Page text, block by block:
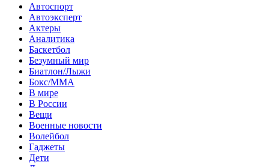
Автоспорт
Автоэксперт
Актеры
Аналитика
Баскетбол
Безумный мир
Биатлон/Лыжи
Бокс/MMA
В мире
В России
Вещи
Военные новости
Волейбол
Гаджеты
Дети